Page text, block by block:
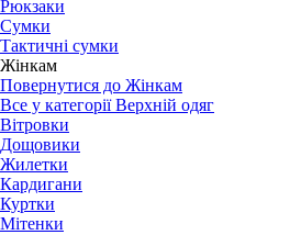
Рюкзаки
Сумки
Тактичні сумки
Жінкам
Повернутися до Жінкам
Все у категорії Верхній одяг
Вітровки
Дощовики
Жилетки
Кардигани
Куртки
Мітенки